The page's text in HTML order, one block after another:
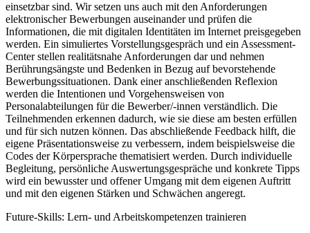
einsetzbar sind. Wir setzen uns auch mit den Anforderungen
elektronischer Bewerbungen auseinander und prüfen die
Informationen, die mit digitalen Identitäten im Internet preisgegeben
werden. Ein simuliertes Vorstellungsgespräch und ein Assessment-
Center stellen realitätsnahe Anforderungen dar und nehmen
Berührungsängste und Bedenken in Bezug auf bevorstehende
Bewerbungssituationen. Dank einer anschließenden Reflexion
werden die Intentionen und Vorgehensweisen von
Personalabteilungen für die Bewerber/-innen verständlich. Die
Teilnehmenden erkennen dadurch, wie sie diese am besten erfüllen
und für sich nutzen können. Das abschließende Feedback hilft, die
eigene Präsentationsweise zu verbessern, indem beispielsweise die
Codes der Körpersprache thematisiert werden. Durch individuelle
Begleitung, persönliche Auswertungsgespräche und konkrete Tipps
wird ein bewusster und offener Umgang mit dem eigenen Auftritt
und mit den eigenen Stärken und Schwächen angeregt.
Future-Skills: Lern- und Arbeitskompetenzen trainieren